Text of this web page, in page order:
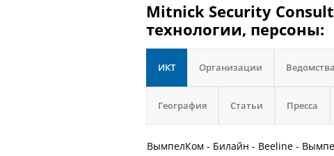
Mitnick Security
технологии, персоны:
ИКТ Организации Ведомства
География Статьи Пресса
ВымпелКом - Билайн - Beeline -